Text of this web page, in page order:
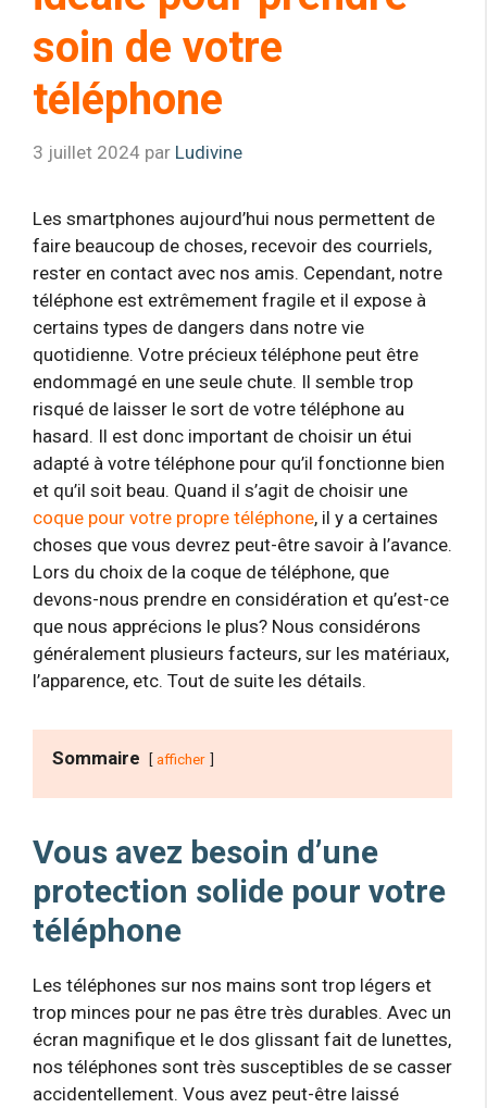
soin de votre
téléphone
3 juillet 2024 par Ludivine
Les smartphones aujourd’hui nous permettent de
faire beaucoup de choses, recevoir des courriels,
rester en contact avec nos amis. Cependant, notre
téléphone est extrêmement fragile et il expose à
certains types de dangers dans notre vie
quotidienne. Votre précieux téléphone peut être
endommagé en une seule chute. Il semble trop
risqué de laisser le sort de votre téléphone au
hasard. Il est donc important de choisir un étui
adapté à votre téléphone pour qu’il fonctionne bien
et qu’il soit beau. Quand il s’agit de choisir une
coque pour votre propre téléphone, il y a certaines
choses que vous devrez peut-être savoir à l’avance.
Lors du choix de la coque de téléphone, que
devons-nous prendre en considération et qu’est-ce
que nous apprécions le plus? Nous considérons
généralement plusieurs facteurs, sur les matériaux,
l’apparence, etc. Tout de suite les détails.
Sommaire afficher
Vous avez besoin d’une
protection solide pour votre
téléphone
Les téléphones sur nos mains sont trop légers et
trop minces pour ne pas être très durables. Avec un
écran magnifique et le dos glissant fait de lunettes,
nos téléphones sont très susceptibles de se casser
accidentellement. Vous avez peut-être laissé